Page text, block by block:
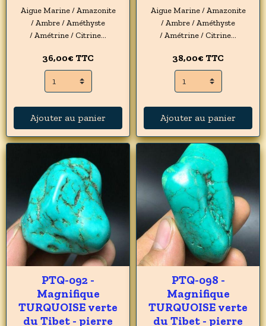
Aigue Marine / Amazonite
/ Ambre / Améthyste
/ Amétrine / Citrine...
36,00€ TTC
Ajouter au panier
Aigue Marine / Amazonite
/ Ambre / Améthyste
/ Amétrine / Citrine...
38,00€ TTC
Ajouter au panier
PTQ-092 -
Magnifique
TURQUOISE verte
du Tibet - pierre
PTQ-098 -
Magnifique
TURQUOISE verte
du Tibet - pierre